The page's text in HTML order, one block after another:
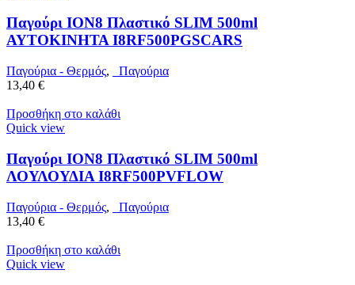
Παγούρι ION8 Πλαστικό SLIM 500ml
ΑΥΤΟΚΙΝΗΤΑ I8RF500PGSCARS
Παγούρια - Θερμός,
Παγούρια
13,40 €
Προσθήκη στο καλάθι
Quick view
Παγούρι ION8 Πλαστικό SLIM 500ml
ΛΟΥΛΟΥΔΙΑ I8RF500PVFLOW
Παγούρια - Θερμός,
Παγούρια
13,40 €
Προσθήκη στο καλάθι
Quick view